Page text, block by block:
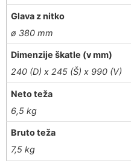
Glava z nitko
ø 380 mm
Dimenzije škatle (v mm)
240 (D) x 245 (Š) x 990 (V)
Neto teža
6,5 kg
Bruto teža
7,5 kg